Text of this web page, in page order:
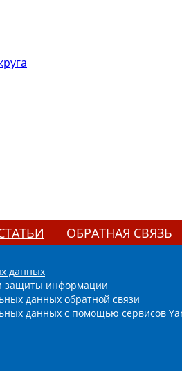
ОБРАТНАЯ СВЯЗЬ
данных
защиты информации
данных обратной связи
данных с помощью сервисов